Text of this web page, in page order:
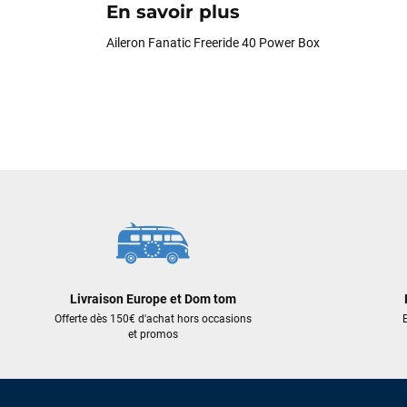
En savoir plus
Aileron Fanatic Freeride 40 Power Box
Livraison Europe et Dom tom
Offerte dès 150€ d'achat hors occasions
et promos